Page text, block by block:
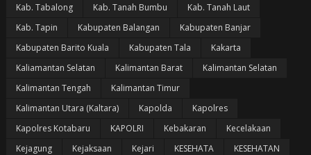
Kab. Tabalong
Kab. Tanah Bumbu
Kab. Tanah Laut
Kab. Tapin
Kabupaten Balangan
Kabupaten Banjar
Kabupaten Barito Kuala
Kabupaten Tala
Kakarta
Kaliamantan Selatan
Kalimantan Barat
Kalimantan Selatan
Kalimantan Tengah
Kalimantan Timur
Kalimantan Utara (Kaltara)
Kapolda
Kapolres
Kapolres Kotabaru
KAPOLRI Kebakaran
Kecelakaan
Kejagung
Kejaksaan Kejari KESEHATA
KESEHATAN